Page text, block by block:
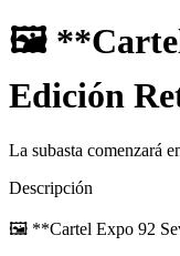
🖼️ **Cartel
Edición
La subasta comenzará
Descripción
🖼️ **Cartel Expo 92